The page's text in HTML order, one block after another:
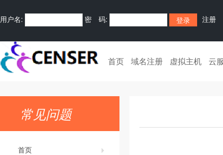
用户名: 密 码: 注册
首页 域名注册 虚拟主机 云
常见问题
首页